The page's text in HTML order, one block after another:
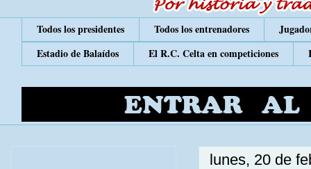
Todos los presidentes Todos los entrenadores
Estadio de Balaídos
El R.C. Celta en competiciones
lunes, 20 de